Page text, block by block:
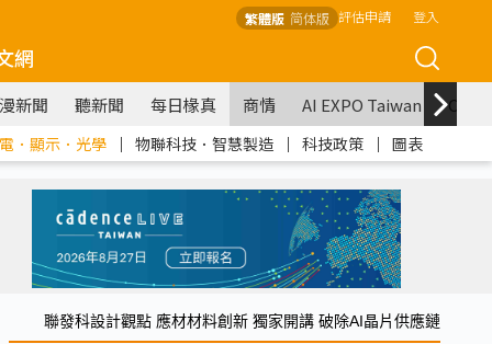
繁體版 简体版 評估申請 登入
網
漫新聞 聽新聞 每日椽真 商情 AI EXPO Taiwan
．顯示．光學 ｜ 物聯科技．智慧製造 ｜ 科技政策 ｜ 圖表
聯發科設計觀點 應材材料創新 獨家開講 破除AI晶片供應鏈